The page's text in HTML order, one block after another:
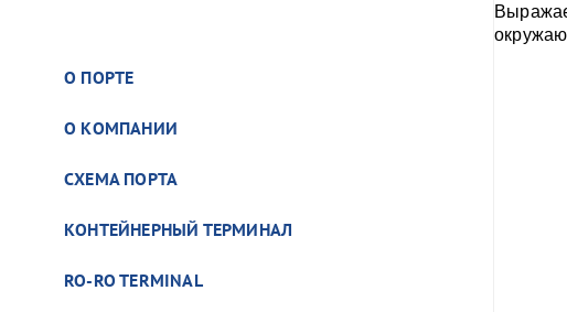
О ПОРТЕ
О КОМПАНИИ
СХЕМА ПОРТА
КОНТЕЙНЕРНЫЙ ТЕРМИНАЛ
RO-RO TERMINAL